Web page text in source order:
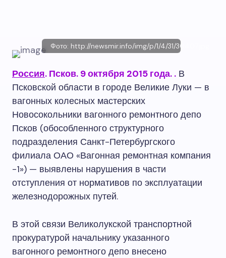
Фото: http://newsmir.info/img/p/1/4/31/30407.jpg
Россия. Псков. 9 октября 2015 года. . В
Псковской области в городе Великие Луки — в
вагонных колесных мастерских
Новосокольники вагонного ремонтного депо
Псков (обособленного структурного
подразделения Санкт-Петербургского
филиала ОАО «Вагонная ремонтная компания
-1») — выявлены нарушения в части
отступления от нормативов по эксплуатации
железнодорожных путей.
В этой связи Великолукской транспортной
прокуратурой начальнику указанного
вагонного ремонтного депо внесено